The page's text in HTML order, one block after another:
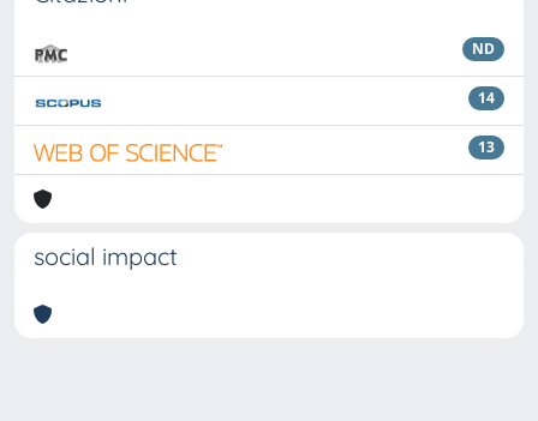
ND
14
13
social impact